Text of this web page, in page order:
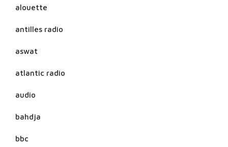
alouette
antilles radio
aswat
atlantic radio
audio
bahdja
bbc